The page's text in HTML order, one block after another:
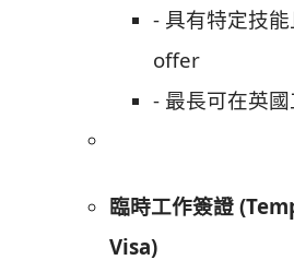
- 具有特定技
offer
- 最長可在英
臨時工作簽證
Visa)